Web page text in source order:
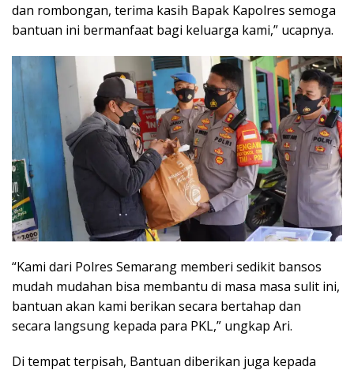
dan rombongan, terima kasih Bapak Kapolres semoga
bantuan ini bermanfaat bagi keluarga kami,” ucapnya.
“Kami dari Polres Semarang memberi sedikit bansos
mudah mudahan bisa membantu di masa masa sulit ini,
bantuan akan kami berikan secara bertahap dan
secara langsung kepada para PKL,” ungkap Ari.
Di tempat terpisah, Bantuan diberikan juga kepada